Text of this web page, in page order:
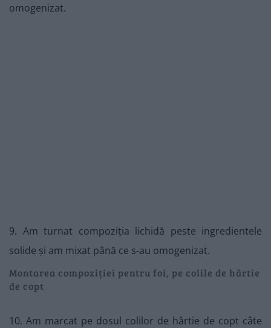
omogenizat.
9. Am turnat compoziția lichidă peste ingredientele
solide și am mixat până ce s-au omogenizat.
Montarea compoziției pentru foi, pe colile de hârtie
de copt
10. Am marcat pe dosul colilor de hârtie de copt câte